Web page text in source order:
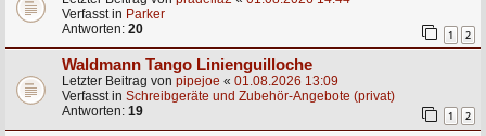
Verfasst in Parker
Antworten: 20 1 2
Waldmann Tango Linienguilloche
Letzter Beitrag von pipejoe « 01.08.2026 13:09
Verfasst in Schreibgeräte und Zubehör-Angebote (privat)
Antworten: 19 1 2